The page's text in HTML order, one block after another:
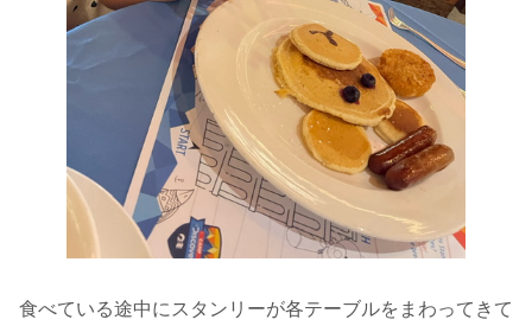
食べている途中にスタンリーが各テーブルをまわってきて